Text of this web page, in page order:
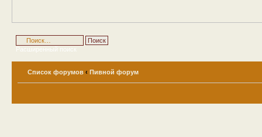
Расширенный поиск
Список форумов ‹ Пивной форум